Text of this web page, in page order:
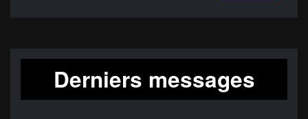
Derniers messages